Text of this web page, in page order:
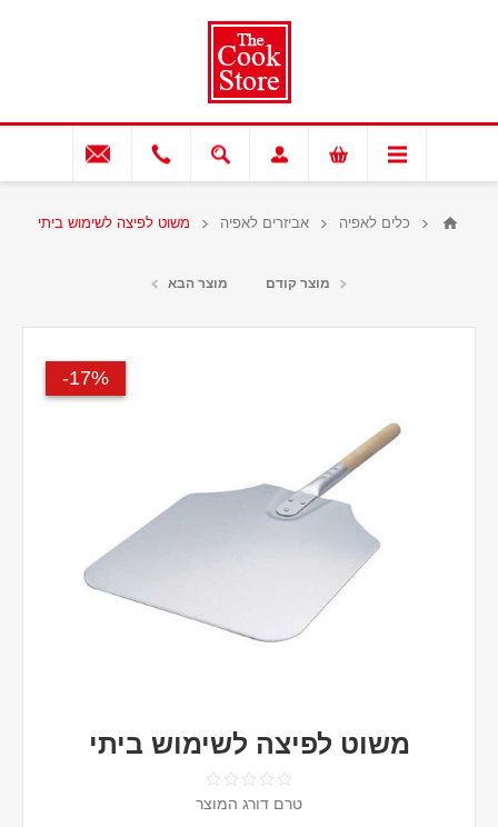
כלים לאפיה אביזרים לאפיה משוט לפיצה לשימוש ביתי
מוצר קודם מוצר הבא
17%-
משוט לפיצה לשימוש ביתי
טרם דורג המוצר